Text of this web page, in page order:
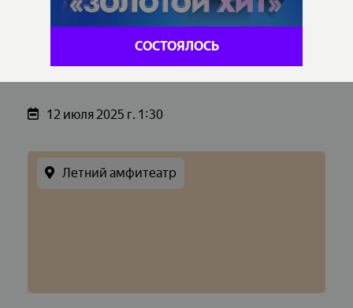
СОСТОЯЛОСЬ
12 июля 2025 г. 1:30
Летний амфитеатр